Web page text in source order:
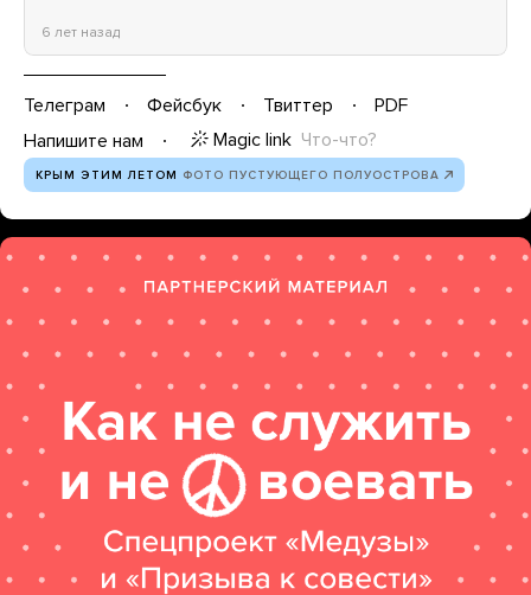
6 лет назад
Телеграм Фейсбук Твиттер
PDF
Напишите нам
Magic link Что-что?
КРЫМ ЭТИМ ЛЕТОМ ФОТО ПУСТУЮЩЕГО ПОЛУОСТРОВА